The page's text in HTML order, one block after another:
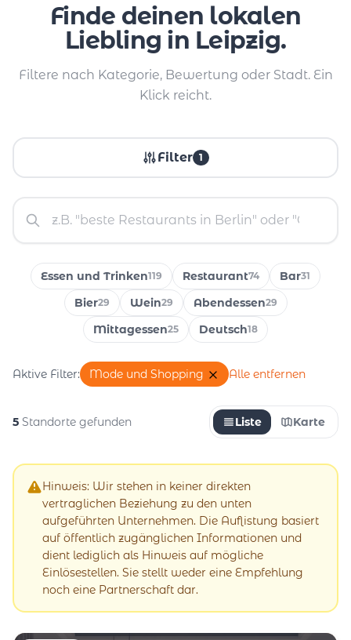
Finde deinen lokalen
Liebling in Leipzig.
Filtere nach Kategorie, Bewertung oder Stadt. Ein
Klick reicht.
Filter 1
Essen und Trinken119 Restaurant74 Bar31
Bier29 Wein29 Abendessen29
Mittagessen25 Deutsch18
Aktive Filter: Mode und Shopping Alle entfernen
5 Standorte gefunden Liste Karte
Hinweis: Wir stehen in keiner direkten
vertraglichen Beziehung zu den unten
aufgeführten Unternehmen. Die Auflistung basiert
auf öffentlich zugänglichen Informationen und
dient lediglich als Hinweis auf mögliche
Einlösestellen. Sie stellt weder eine Empfehlung
noch eine Partnerschaft dar.